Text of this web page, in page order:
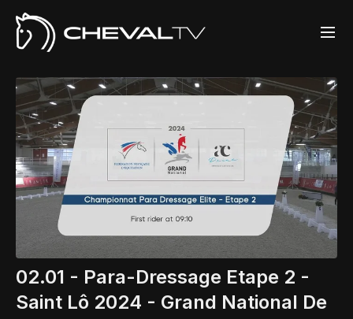
02.01 - Para-Dressage Etape 2 -
Saint Lô 2024 - Grand National De